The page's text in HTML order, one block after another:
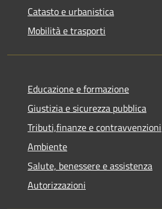
Catasto e urbanistica
Mobilità e trasporti
Educazione e formazione
Giustizia e sicurezza pubblica
Tributi,finanze e contravvenzioni
Ambiente
Salute, benessere e assistenza
Autorizzazioni